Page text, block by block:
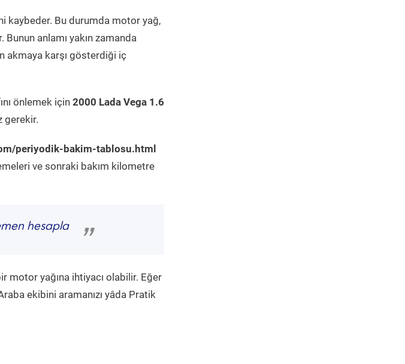
kaybeder. Bu durumda motor yağ,
anlamı yakın zamanda
akmaya karşı gösterdiği iç
önlemek için 2000 Lada Vega 1.6
gerekir.
periyodik-bakim-tablosu.html
ve sonraki bakım kilometre
hesapla
”
motor yağına ihtiyacı olabilir. Eğer
ekibini aramanızı yâda Pratik